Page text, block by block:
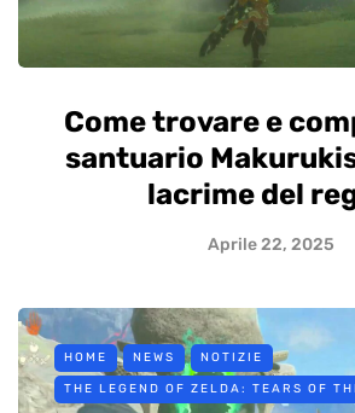
Come trovare e
santuario
lacrime del
Aprile 22, 2025
HOME NEWS NOTIZIE
THE LEGEND OF ZELDA: TEARS OF